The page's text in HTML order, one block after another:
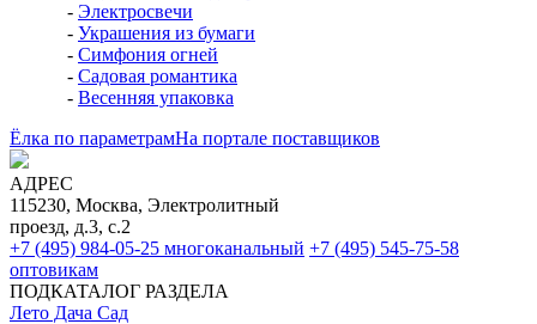
- Электросвечи
- Украшения из бумаги
- Симфония огней
- Садовая романтика
- Весенняя упаковка
Ёлка по параметрамНа портале поставщиков
АДРЕС
115230, Москва, Электролитный
проезд, д.3, с.2
+7 (495) 984-05-25 многоканальный +7 (495) 545-75-58
оптовикам
ПОДКАТАЛОГ РАЗДЕЛА
Лето Дача Сад